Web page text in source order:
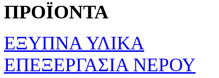
ΠΡΟΪΟΝΤΑ
ΕΞΥΠΝΑ ΥΛΙΚΑ
ΕΠΕΞΕΡΓΑΣΙΑ ΝΕΡΟΥ